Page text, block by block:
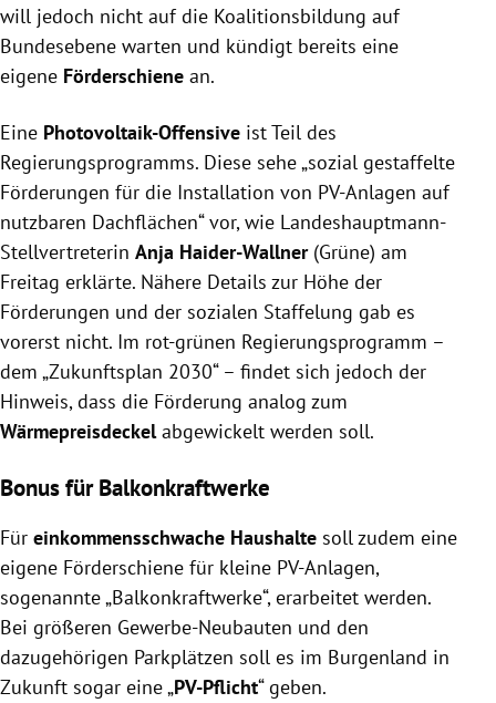
will jedoch nicht auf die Koalitionsbildung auf
Bundesebene warten und kündigt bereits eine
eigene Förderschiene an.
Eine Photovoltaik-Offensive ist Teil des
Regierungsprogramms. Diese sehe „sozial gestaffelte
Förderungen für die Installation von PV-Anlagen auf
nutzbaren Dachflächen“ vor, wie Landeshauptmann-
Stellvertreterin Anja Haider-Wallner(Grüne) am
Freitag erklärte. Nähere Details zur Höhe der
Förderungen und der sozialen Staffelung gab es
vorerst nicht. Im rot-grünen Regierungsprogramm –
dem „Zukunftsplan 2030“ – findet sich jedoch der
Hinweis, dass die Förderung analog zum
Wärmepreisdeckelabgewickelt werden soll.
Bonus für Balkonkraftwerke
Für einkommensschwache Haushalte soll zudem eine
eigene Förderschiene für kleine PV-Anlagen,
sogenannte „Balkonkraftwerke“, erarbeitet werden.
Bei größeren Gewerbe-Neubauten und den
dazugehörigen Parkplätzen soll es im Burgenland in
Zukunft sogar eine „PV-Pflicht“ geben.